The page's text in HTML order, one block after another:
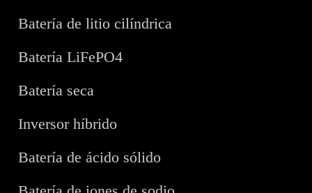
Batería de litio cilíndrica
Batería LiFePO4
Batería seca
Inversor híbrido
Batería de ácido sólido